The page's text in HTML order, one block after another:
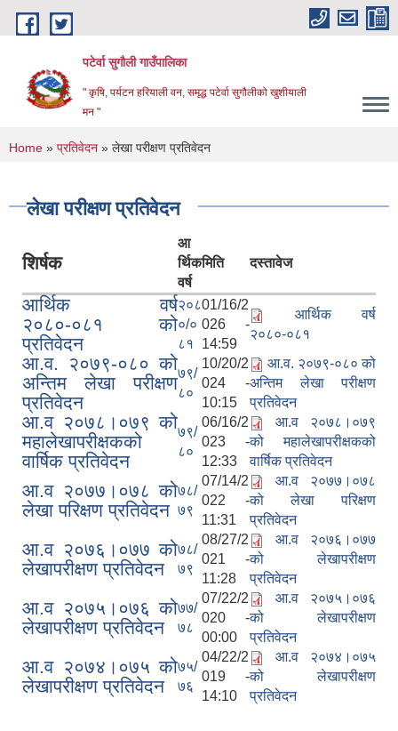
Skip to main content
पटेर्वा सुगौली गाउँपालिका
" कृषि, पर्यटन हरियाली वन, समृद्ध पटेर्वा सुगौलीको खुशीयाली
मन "
You are here
Home » प्रतिवेदन » लेखा परीक्षण प्रतिवेदन
लेखा परीक्षण प्रतिवेदन
शिर्षक
आ
र्थिक
वर्ष
मिति दस्तावेज
आर्थिक वर्ष
२०८०-०८१ को
प्रतिवेदन
२०८
०/०
८१
01/16/2
026 -
14:59
आर्थिक वर्ष
२०८०-०८१
आ.व. २०७९-०८० को
अन्तिम लेखा परीक्षण
प्रतिवेदन
७९/
८०
10/20/2
024 -
10:15
आ.व. २०७९-०८० को
अन्तिम लेखा परीक्षण
प्रतिवेदन
आ.व २०७८।०७९ को
महालेखापरीक्षकको
वार्षिक प्रतिवेदन
७९/
८०
06/16/2
023 -
12:33
आ.व २०७८।०७९
को महालेखापरीक्षकको
वार्षिक प्रतिवेदन
आ.व २०७७।०७८ को
लेखा परिक्षण प्रतिवेदन
७८/
७९
07/14/2
022 -
11:31
आ.व २०७७।०७८
को लेखा परिक्षण
प्रतिवेदन
आ.व २०७६।०७७ को
लेखापरीक्षण प्रतिवेदन
७८/
७९
08/27/2
021 -
11:28
आ.व २०७६।०७७
को लेखापरीक्षण
प्रतिवेदन
आ.व २०७५।०७६ को
लेखापरीक्षण प्रतिवेदन
७७/
७८
07/22/2
020 -
00:00
आ.व २०७५।०७६
को लेखापरीक्षण
प्रतिवेदन
आ.व २०७४।०७५ को
लेखापरीक्षण प्रतिवेदन
७५/
७६
04/22/2
019 -
14:10
आ.व २०७४।०७५
को लेखापरीक्षण
प्रतिवेदन